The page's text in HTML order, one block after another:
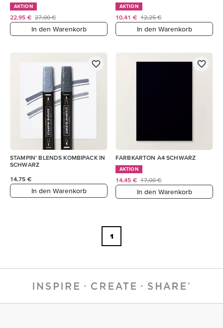
AKTION
22,95 € 27,00 €
In den Warenkorb
AKTION
10,41 € 12,25 €
In den Warenkorb
STAMPIN’ BLENDS KOMBIPACK IN
SCHWARZ
14,75 €
In den Warenkorb
FARBKARTON A4 SCHWARZ
AKTION
14,45 € 17,00 €
In den Warenkorb
1